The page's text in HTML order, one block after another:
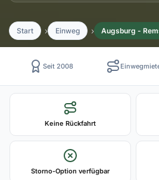
Start Einweg Augsburg -
Seit 2008
Keine Rückfahrt
Storno-Option verfügbar